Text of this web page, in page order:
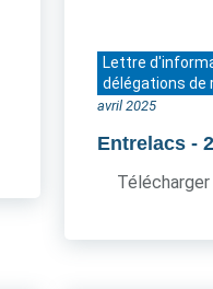
Lettre
délégations de
avril 2025
Entrelacs -